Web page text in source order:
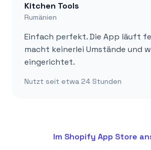
Kitchen Tools
Rumänien
Einfach perfekt. Die App läuft
macht keinerlei Umstände und
eingerichtet.
Nutzt seit etwa 24 Stunden
Im Shopify App Store